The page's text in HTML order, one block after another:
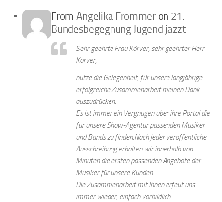
From Angelika Frommeron 21.
Bundesbegegnung Jugend jazzt
Sehr geehrte Frau Körver, sehr geehrter Herr
Körver,
nutze die Gelegenheit, für unsere langjährige
erfolgreiche Zusammenarbeit meinen Dank
auszudrücken.
Es ist immer ein Vergnügen über ihre Portal die
für unsere Show-Agentur passenden Musiker
und Bands zu finden.Nach jeder veröffentliche
Ausschreibung erhalten wir innerhalb von
Minuten die ersten passenden Angebote der
Musiker für unsere Kunden.
Die Zusammenarbeit mit Ihnen erfeut uns
immer wieder, einfach vorbildlich.